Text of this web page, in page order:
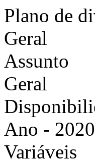
Plano de
Geral
Assunto
Geral
Ano - 2020
Variáveis